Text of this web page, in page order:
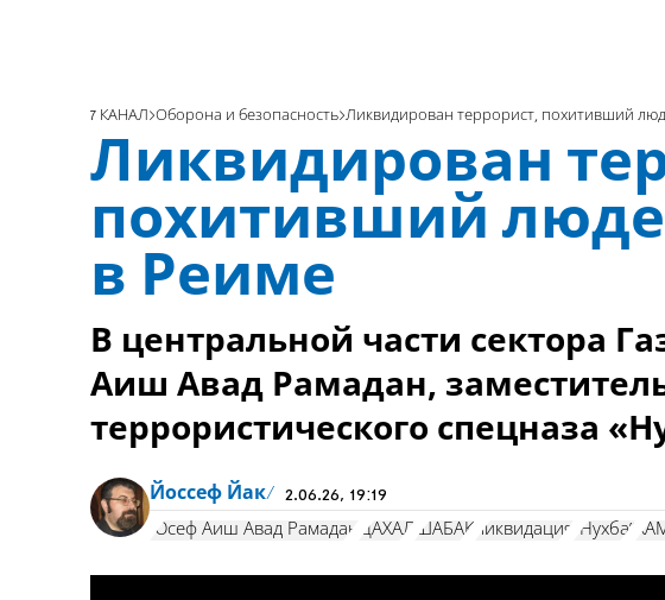
7 КАНАЛ Оборона и безопасность Ликвидирован террорист, похитивший
Ликвидирован
похитивший
в Реиме
В центральной части сектора
Аиш Авад Рамадан,
террористического спецназа
Йоссеф Йак 2.06.26, 19:19
Юсеф Аиш Авад Рамадан ЦАХАЛ ШАБАК ликвидация "Нухба"